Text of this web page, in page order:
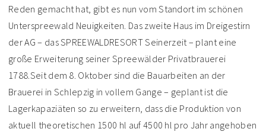
Reden gemacht hat, gibt es nun vom Standort im schönen
Unterspreewald Neuigkeiten. Das zweite Haus im Dreigestirn
der AG – das SPREEWALDRESORT Seinerzeit – plant eine
große Erweiterung seiner Spreewälder Privatbrauerei
1788.Seit dem 8. Oktober sind die Bauarbeiten an der
Brauerei in Schlepzig in vollem Gange – geplant ist die
Lagerkapaziäten so zu erweitern, dass die Produktion von
aktuell theoretischen 1500 hl auf 4500 hl pro Jahr angehoben